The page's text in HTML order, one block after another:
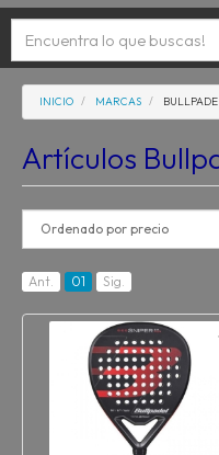
INICIO MARCAS
Artículos
Ant. 01 Sig.